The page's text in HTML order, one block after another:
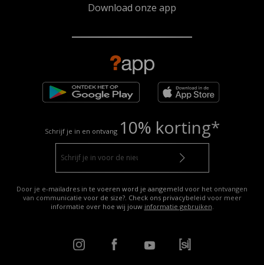
Download onze app
Schrijf je in en ontvang 10% korting*
Door je e-mailadres in te voeren word je aangemeld voor het ontvangen
van communicatie voor de size?. Check ons privacybeleid voor meer
informatie over hoe wij jouw informatie gebruiken